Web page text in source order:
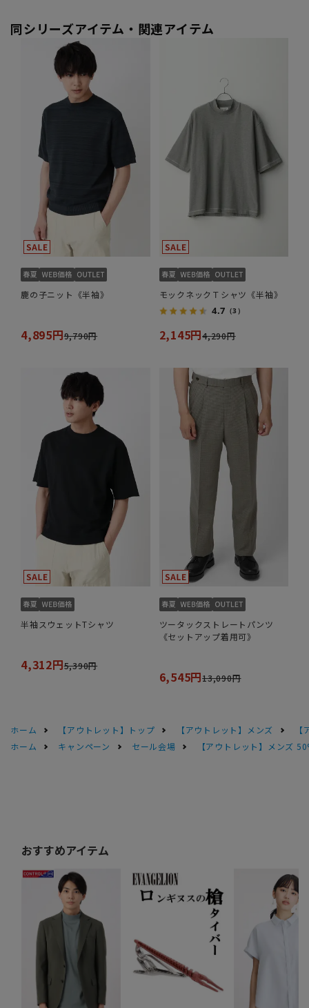
同シリーズアイテム・関連アイテム
鹿の子ニット《半袖》
4,895円9,790円
モックネックＴシャツ《半袖》
4.7 （3）
2,145円4,290円
半袖スウェットTシャツ
4,312円5,390円
ツータックストレートパンツ
《セットアップ着用可》
6,545円13,090円
ホーム 【アウトレット】トップ 【アウトレット】メンズ
ホーム
キャンペーン セール会場 【アウトレット】メンズ